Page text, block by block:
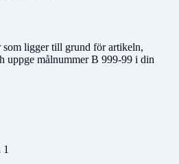
som ligger till grund för artikeln,
uppge målnummerB 999-99 i din